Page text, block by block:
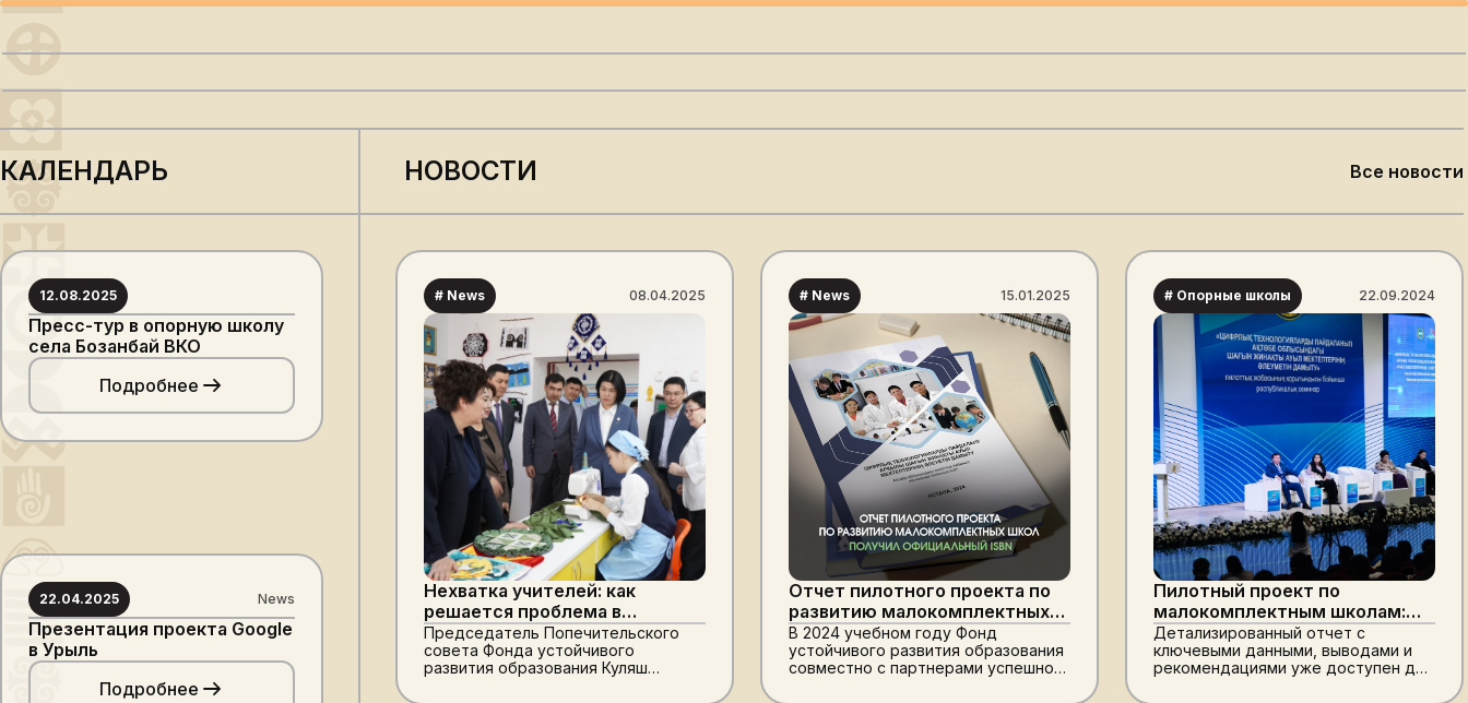
КАЛЕНДАРЬ
12.08.2025
Пресс-тур в опорную школу
села Бозанбай ВКО
Подробнее
22.04.2025 News
Презентация проекта Google
в Урыль
Подробнее
НОВОСТИ Все новости
# News 08.04.2025
Нехватка учителей: как
решается проблема в
отдалённых сёлах
Актюбинской области?
Председатель Попечительского
совета Фонда устойчивого
развития образования Куляш
# News 15.01.2025
Отчет пилотного проекта по
развитию малокомплектных
школ получил официальный
ISBN
В 2024 учебном году Фонд
устойчивого развития образования
совместно с партнерами успешно
# Опорные школы 22.09.2024
Пилотный проект по
малокомплектным школам:
полный отчет доступен
Детализированный отчет с
ключевыми данными, выводами и
рекомендациями уже доступен для